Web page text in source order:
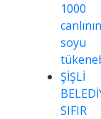
1000
canlının
soyu
ŞİŞLİ
SIFIR